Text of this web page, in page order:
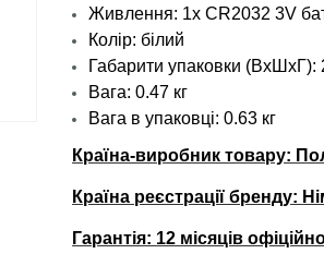
Живлення: 1x CR2032 3V
Колір: білий
Габарити упаковки (ВхШхГ):
Вага: 0.47 кг
Вага в упаковці: 0.63 кг
Країна-виробник товару:
Країна реєстрації бренду:
Гарантія: 12 місяців